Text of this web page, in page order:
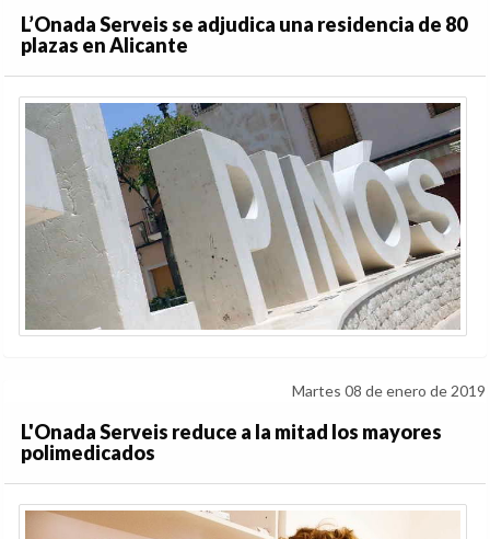
L’Onada Serveis se adjudica una residencia de 80
plazas en Alicante
Martes 08 de enero de 2019
L'Onada Serveis reduce a la mitad los mayores
polimedicados